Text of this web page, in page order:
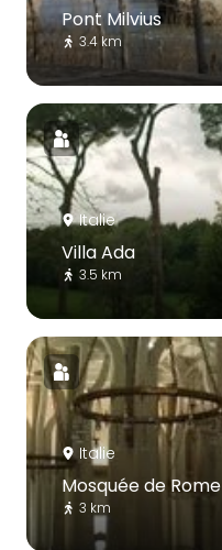
Pont Milvius
3.4 km
Italie
Villa Ada
3.5 km
Italie
Mosquée de Rome
3 km